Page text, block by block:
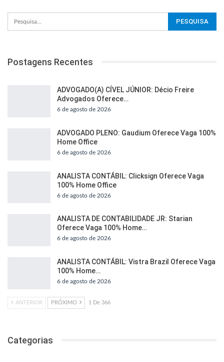
Postagens Recentes
ADVOGADO(A) CÍVEL JÚNIOR: Décio Freire
Advogados Oferece…
6 de agosto de 2026
ADVOGADO PLENO: Gaudium Oferece Vaga 100%
Home Office
6 de agosto de 2026
ANALISTA CONTÁBIL: Clicksign Oferece Vaga
100% Home Office
6 de agosto de 2026
ANALISTA DE CONTABILIDADE JR: Starian
Oferece Vaga 100% Home…
6 de agosto de 2026
ANALISTA CONTÁBIL: Vistra Brazil Oferece Vaga
100% Home…
6 de agosto de 2026
ANTERIOR PRÓXIMO 1 De 366
Categorias